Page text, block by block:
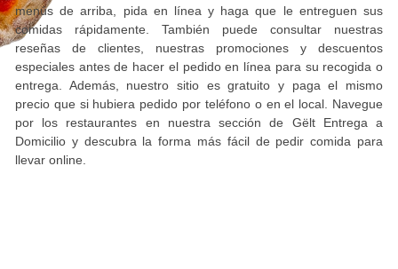
menús de arriba, pida en línea y haga que le entreguen sus
comidas rápidamente. También puede consultar nuestras
reseñas de clientes, nuestras promociones y descuentos
especiales antes de hacer el pedido en línea para su recogida o
entrega. Además, nuestro sitio es gratuito y paga el mismo
precio que si hubiera pedido por teléfono o en el local. Navegue
por los restaurantes en nuestra sección de Gëlt Entrega a
Domicilio y descubra la forma más fácil de pedir comida para
llevar online.